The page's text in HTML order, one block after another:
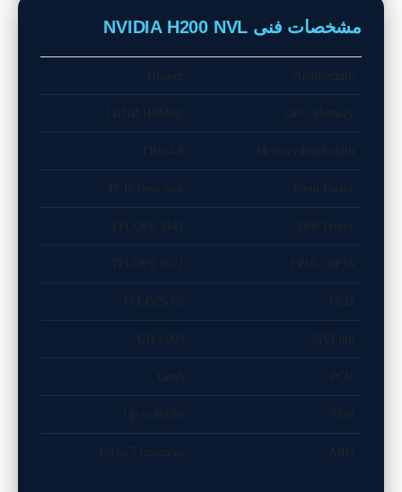
مشخصات فنی NVIDIA H200 NVL
Architecture
PCIe Dual Slot
1671 TFLOPS
Up to 600W
Up to 7 Instances